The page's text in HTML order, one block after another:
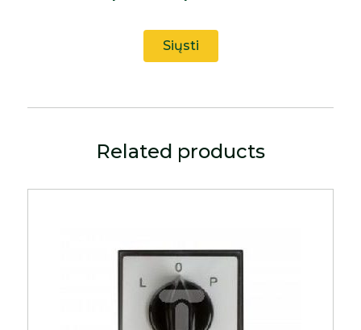
Related products